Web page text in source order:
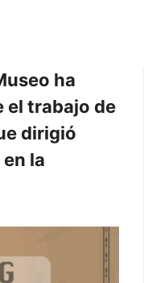
ha
el trabajo de
dirigió
la